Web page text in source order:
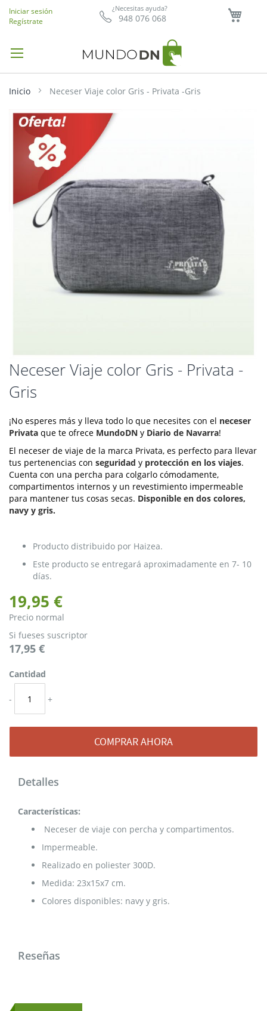
¿Necesitas ayuda?
948 076 068
Iniciar sesión
Regístrate
Inicio Neceser Viaje color Gris - Privata -Gris
Neceser Viaje color Gris - Privata -
Gris
¡No esperes más y lleva todo lo que necesites con el neceser
Privata que te ofrece MundoDN y Diario de Navarra!
El neceser de viaje de la marca Privata, es perfecto para llevar
tus pertenencias con seguridad y protección en los viajes.
Cuenta con una percha para colgarlo cómodamente,
compartimentos internos y un revestimiento impermeable
para mantener tus cosas secas. Disponible en dos colores,
navy y gris.
Producto distribuido por Haizea.
Este producto se entregará aproximadamente en 7- 10
días.
19,95 €
Precio normal
Si fueses suscriptor
17,95 €
Cantidad
- +
COMPRAR AHORA
Saltar
imágenes
Saltar
al
comienzo
de
galería
de
imágenes
Detalles
Características:
Neceser de viaje con percha y compartimentos.
Impermeable.
Realizado en poliester 300D.
Medida: 23x15x7 cm.
Colores disponibles: navy y gris.
Reseñas